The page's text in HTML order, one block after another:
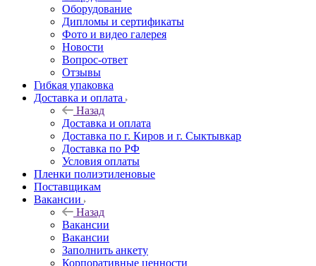
Оборудование
Дипломы и сертификаты
Фото и видео галерея
Новости
Вопрос-ответ
Отзывы
Гибкая упаковка
Доставка и оплата
Назад
Доставка и оплата
Доставка по г. Киров и г. Сыктывкар
Доставка по РФ
Условия оплаты
Пленки полиэтиленовые
Поставщикам
Вакансии
Назад
Вакансии
Вакансии
Заполнить анкету
Корпоративные ценности